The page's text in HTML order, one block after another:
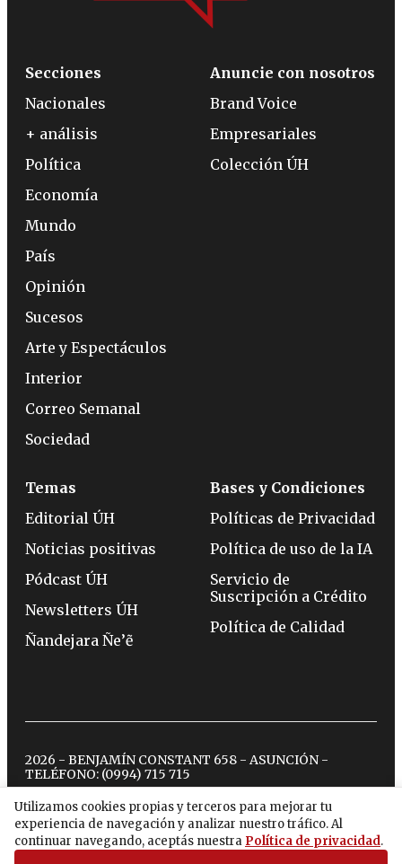
Utilizamos cookies propias y terceros para mejorar tu
experiencia de navegación y analizar nuestro tráfico. Al
continuar navegando, aceptás nuestra Política de privacidad.
Secciones
Nacionales
+ análisis
Política
Economía
Mundo
País
Opinión
Sucesos
Arte y Espectáculos
Interior
Correo Semanal
Sociedad
Anuncie con nosotros
Brand Voice
Empresariales
Colección ÚH
Temas
Editorial ÚH
Noticias positivas
Pódcast ÚH
Newsletters ÚH
Ñandejara Ñe’ẽ
Bases y Condiciones
Políticas de Privacidad
Política de uso de la IA
Servicio de
Suscripción a Crédito
Política de Calidad
2026 - BENJAMÍN CONSTANT 658 - ASUNCIÓN -
TELÉFONO: (0994) 715 715
twitterinstagram
facebook
tiktokyoutubespotify